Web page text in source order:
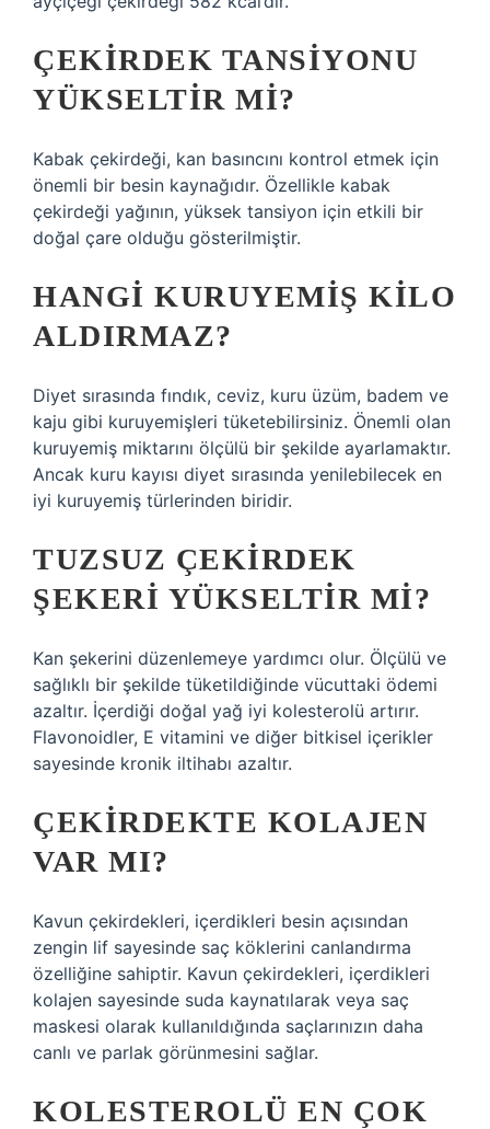
ÇEKIRDEK TANSIYONU
YÜKSELTIR MI?
Kabak çekirdeği, kan basıncını kontrol etmek için
önemli bir besin kaynağıdır. Özellikle kabak
çekirdeği yağının, yüksek tansiyon için etkili bir
doğal çare olduğu gösterilmiştir.
HANGI KURUYEMIŞ KILO
ALDIRMAZ?
Diyet sırasında fındık, ceviz, kuru üzüm, badem ve
kaju gibi kuruyemişleri tüketebilirsiniz. Önemli olan
kuruyemiş miktarını ölçülü bir şekilde ayarlamaktır.
Ancak kuru kayısı diyet sırasında yenilebilecek en
iyi kuruyemiş türlerinden biridir.
TUZSUZ ÇEKIRDEK
ŞEKERI YÜKSELTIR MI?
Kan şekerini düzenlemeye yardımcı olur. Ölçülü ve
sağlıklı bir şekilde tüketildiğinde vücuttaki ödemi
azaltır. İçerdiği doğal yağ iyi kolesterolü artırır.
Flavonoidler, E vitamini ve diğer bitkisel içerikler
sayesinde kronik iltihabı azaltır.
ÇEKIRDEKTE KOLAJEN
VAR MI?
Kavun çekirdekleri, içerdikleri besin açısından
zengin lif sayesinde saç köklerini canlandırma
özelliğine sahiptir. Kavun çekirdekleri, içerdikleri
kolajen sayesinde suda kaynatılarak veya saç
maskesi olarak kullanıldığında saçlarınızın daha
canlı ve parlak görünmesini sağlar.
KOLESTEROLÜ EN ÇOK